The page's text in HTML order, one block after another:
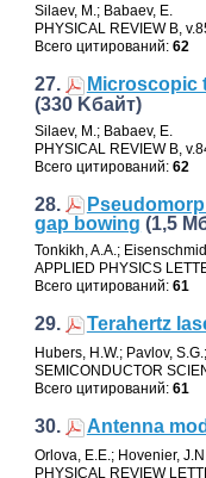
Silaev, M.; Babaev, E.
PHYSICAL REVIEW B,
Всего цитирований:62
27.
Microscopic
(330 Kбайт)
Silaev, M.; Babaev, E.
PHYSICAL REVIEW B
Всего цитирований:62
28.
gap bowing (1,5
Tonkikh,A.A.;
APPLIED PHYSICS
Всего цитирований:61
29. Terahertz
Hubers, H.W.; Pavlov,
SEMICONDUCTOR
Всего цитирований:61
30. Antenna
Orlova, E.E.; Hovenier,
PHYSICAL REVIEW